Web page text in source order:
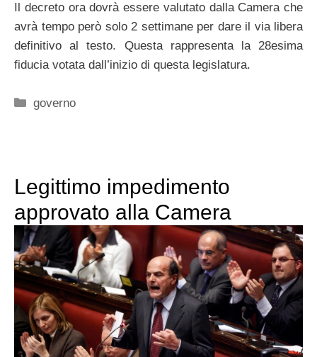
Il decreto ora dovrà essere valutato dalla Camera che
avrà tempo però solo 2 settimane per dare il via libera
definitivo al testo. Questa rappresenta la 28esima
fiducia votata dall’inizio di questa legislatura.
Categorie
governo
Legittimo impedimento
approvato alla Camera